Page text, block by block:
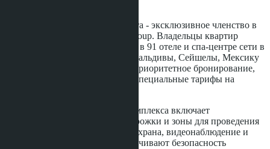
Основное преимущество проекта - эксклюзивное членство в
The Sanctuary Club от Banyan Group. Владельцы квартир
получают скидки и привилегии в 91 отеле и спа-центре сети в
18 странах, включая Таиланд, Мальдивы, Сейшелы, Мексику
и Китай. Программа включает приоритетное бронирование,
комплименты при заселении и специальные тарифы на
Благоустроенная территория комплекса включает
ландшафтные сады, беговые дорожки и зоны для проведения
мероприятий. Круглосуточная охрана, видеонаблюдение и
чиповая система доступа обеспечивают безопасность